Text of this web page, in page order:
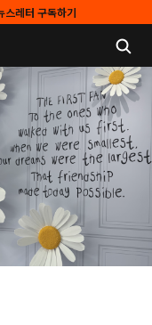
스레터 구독하기